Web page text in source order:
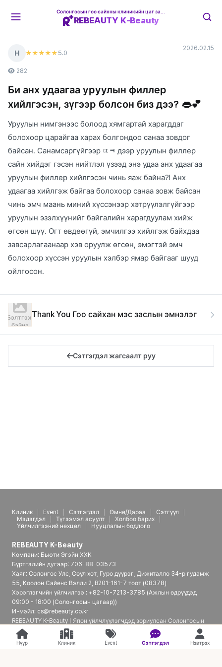
REBEAUTY K-Beauty
Н ★★★★★ 5.0
2026.02.15
282
Би анх удаагаа уруулын филлер
хийлгэсэн, зүгээр болсон биз дээ? 👄💕
Уруулын нимгэнээс болоод хямгартай харагддаг
болохоор царайгаа харах болгондоо санаа зовдог
байсан. Санамсаргүйгээр ㄸㅋ дээр уруулын филлер
сайн хийдэг гэсэн нийтлэл үзээд энэ удаа анх удаагаа
уруулын филлер хийлгэсэн чинь яаж байна?! Анх
удаагаа хийлгэж байгаа болохоор санаа зовж байсан
чинь эмч маань миний хүссэнээр хэтрүүлэлгүйгээр
уруулын эзэлхүүнийг байгалийн харагдуулам хийж
өгсөн шүү. Огт өвдөөгүй, эмчилгээ хийлгэж байхдаа
завсарлагаанаар хэв оруулж өгсөн, эмэгтэй эмч
болохоор хүссэн уруулын хэлбэр ямар байгааг шууд
ойлгосон.
Бэлтгэж
байна
Thank You Гоо сайхан мэс заслын эмнэлэг
Сэтгэгдэл жагсаалт руу
Клиник Event Сэтгэгдэл Өмнө/Дараа
Сэтгүүл
Мэдэгдэл
Түгээмэл асуулт
Холбоо барих
Үйлчилгээний нөхцөл
Нууцлалын бодлого
REBEAUTY K-Beauty
Компани: Бьюти Эгэйн ХХК
Бүртгэлийн дугаар: 706-88-03573
Хаяг: Солонгос Улс, Сөүл хот, Гуро дүүрэг, Дижиталло 34-р гудамж
55, Коолон Сайенс Вэлли 2, B201-161-7 тоот (08378)
Хэрэглэгчийн үйлчилгээ : +82-10-7213-3785 (Ажлын өдрүүдэд
09:00 - 18:00 (Солонгосын цагаар))
И-мэйл: cs@rebeauty.co.kr
REBEAUTY K-Beauty | Япон үйлчлүүлэгчдэд зориулсан Солонгосын
гоо сайхны эмнэлгийн платформ
Нүүр Клиник Event Сэтгэгдэл Нэвтрэх